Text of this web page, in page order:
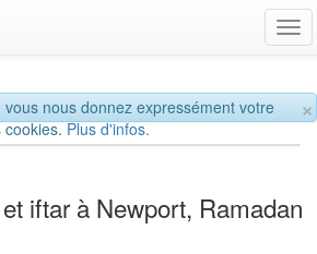
×
nous donnez expressément votre
cookies.Plus d'infos.
iftar à Newport, Ramadan